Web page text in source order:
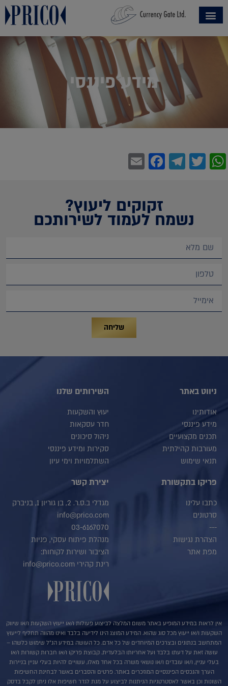
מידע פיננסי
WhatsApp
Twitter
Telegram
Facebook
זקוקים ליעוץ?
נשמח לעמוד לשירותכם
שליחה
ניווט באתר
אודותינו
מידע פיננסי
תכנים מקצועיים
מעורבות קהילתית
תנאי שימוש
השירותים שלנו
יעוץ והשקעות
חדר עסקאות
ניהול סיכונים
סקירות ומידע פיננסי
השתלמויות וימי עיון
פריקו בתקשורת
כתבו עלינו
סרטונים
---
הצהרת נגישות
מפת אתר
יצירת קשר
מגדלי ב.ס.ר. 2, בן גוריון 1, בניברק
info@prico.com
03-6167070
מנהלת פיתוח עסקי, פניות
הציבור ושירות לקוחות:
רינת קהירי info@prico.com
אין לראות במידע המופיע באתר משום המלצה לביצוע פעולות ו/או ייעוץ השקעות ו/או שיווק
השקעות ו/או ייעוץ מכל סוג שהוא. המידע המוצג הינו לידיעה בלבד ואינו מהווה תחליף לייעוץ
המתחשב בנתונים ובצרכים המיוחדים של כל אדם. כל העושה במידע הנ"ל שימוש כלשהו –
עושה זאת על דעתו בלבד ועל אחריותו הבלעדית. קבוצת פריקו ו/או חברות קשורות ו/או
בעלי עניין, ו/או עובדים ו/או נושאי משרה בכל אחד מאלו, עשויים להיות בעלי עניין בניירות
הערך והנכסים הפיננסיים המוזכרים באתר. פרטים והסברים באשר לבחינת החשיפות
השונות וכן באשר לאסטרטגיות הניתנות לביצוע על מנת לגדר חשיפות אלו ניתן לקבל בדסק